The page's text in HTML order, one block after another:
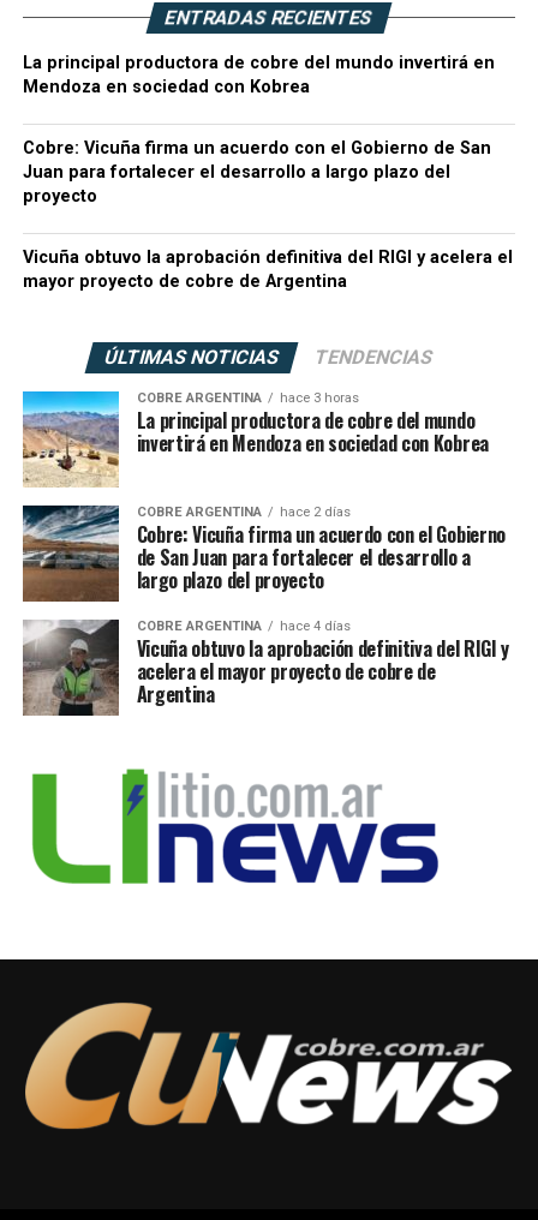
ENTRADAS RECIENTES
La principal productora de cobre del mundo invertirá en
Mendoza en sociedad con Kobrea
Cobre: Vicuña firma un acuerdo con el Gobierno de San
Juan para fortalecer el desarrollo a largo plazo del
proyecto
Vicuña obtuvo la aprobación definitiva del RIGI y acelera el
mayor proyecto de cobre de Argentina
ÚLTIMAS NOTICIAS TENDENCIAS
COBRE ARGENTINA hace 3 horas
La principal productora de cobre del mundo
invertirá en Mendoza en sociedad con Kobrea
COBRE ARGENTINA hace 2 días
Cobre: Vicuña firma un acuerdo con el Gobierno
de San Juan para fortalecer el desarrollo a
largo plazo del proyecto
COBRE ARGENTINA hace 4 días
Vicuña obtuvo la aprobación definitiva del RIGI y
acelera el mayor proyecto de cobre de
Argentina